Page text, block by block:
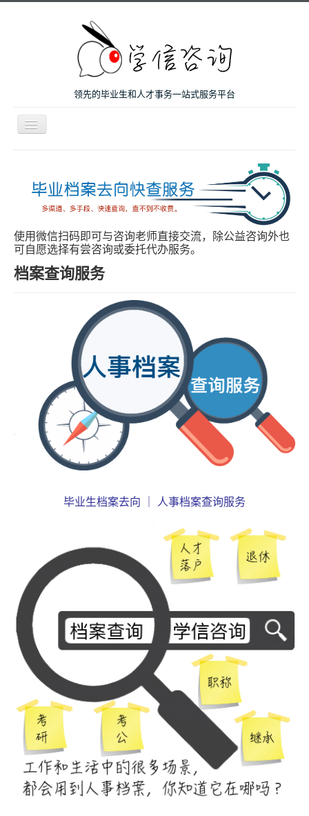
领先的毕业生和人才事务一站式服务平台
导
航
微咨询
人才服务
留学和考研
案例
关于我们
使用微信扫码即可与咨询老师直接交流，除公益咨询外也
可自愿选择有尝咨询或委托代办服务。
档案查询服务
毕业生档案去向 ｜ 人事档案查询服务